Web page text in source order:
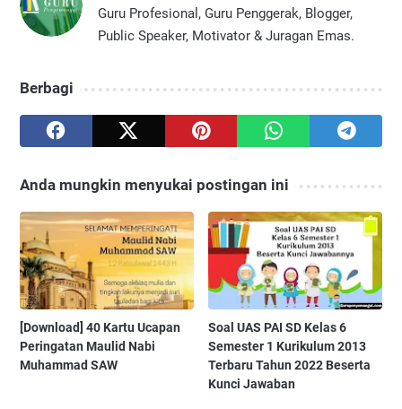
Guru Profesional, Guru Penggerak, Blogger,
Public Speaker, Motivator & Juragan Emas.
Berbagi
Anda mungkin menyukai postingan ini
[Download] 40 Kartu Ucapan
Peringatan Maulid Nabi
Muhammad SAW
Soal UAS PAI SD Kelas 6
Semester 1 Kurikulum 2013
Terbaru Tahun 2022 Beserta
Kunci Jawaban